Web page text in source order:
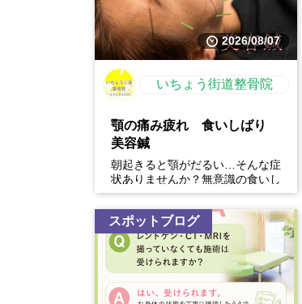
2026/08/07
いちょう街道整骨院
顎の痛み疲れ 食いしばり
美容鍼
朝起きると顎がだるい…そんな症
状ありませんか？無意識の食いし
ばりは、顎の痛みや疲れだけでな
く、・フェイスラインの張...
スポットブログ